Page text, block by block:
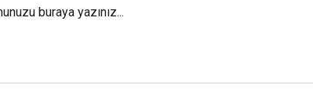
buraya yazınız...